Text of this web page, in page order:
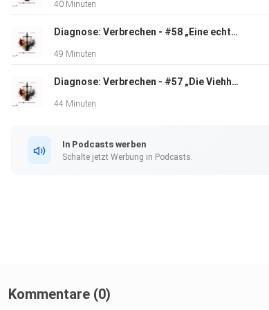
40 Minuten
Diagnose: Verbrechen - #58 „Eine echte Fälschung"
49 Minuten
Diagnose: Verbrechen - #57 „Die Viehhändler"
44 Minuten
In Podcasts werben
Schalte jetzt Werbung in Podcasts.
Kommentare (0)